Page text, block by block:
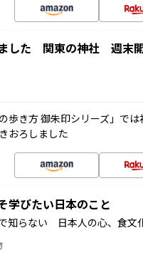
した 関東の神社 週末
歩き方 御朱印シリーズ」で
おろしました
びたい日本のこと
知らない 日本人の心、食文